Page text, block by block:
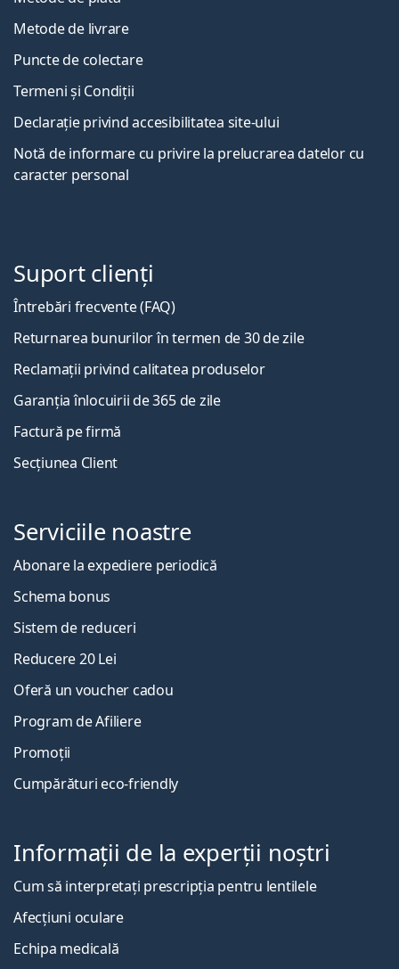
Metode de livrare
Puncte de colectare
Termeni și Condiții
Declarație privind accesibilitatea site-ului
Notă de informare cu privire la prelucrarea datelor cu
caracter personal
Suport clienți
Întrebări frecvente (FAQ)
Returnarea bunurilor în termen de 30 de zile
Reclamații privind calitatea produselor
Garanția înlocuirii de 365 de zile
Factură pe firmă
Secțiunea Client
Serviciile noastre
Abonare la expediere periodică
Schema bonus
Sistem de reduceri
Reducere 20 Lei
Oferă un voucher cadou
Program de Afiliere
Promoții
Cumpărături eco-friendly
Informații de la experții noștri
Cum să interpretați prescripția pentru lentilele
Afecțiuni oculare
Echipa medicală